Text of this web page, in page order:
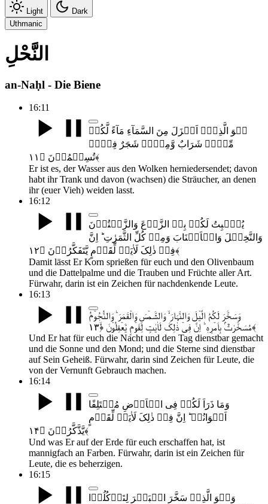
Light
Dark
Uthmanic
النَّحْلِ
an-Naḥl - Die Biene
16:11
ہُوَ الَّذِیۡۤ اَنۡزَلَ مِنَ السَّمَآءِ مَآءً لَّکُمۡ
مِّنۡہُ شَرَابٌ وَّمِنۡہُ شَجَرٌ فِیۡہِ
تُسِیۡمُوۡنَ ﴿۱۱﴾
Er ist es, der Wasser aus den Wolken herniedersendet; davon
habt ihr Trank und davon (wachsen) die Sträucher, an denen
ihr (euer Vieh) weiden lasst.
16:12
یُنۡۢبِتُ لَکُمۡ بِہِ الزَّرۡعَ وَالزَّیۡتُوۡنَ
وَالنَّخِیۡلَ وَالۡاَعۡنَابَ وَمِنۡ کُلِّ الثَّمَرٰتِ ؕ اِنَّ
فِیۡ ذٰلِکَ لَاٰیَۃً لِّقَوۡمٍ یَّتَفَکَّرُوۡنَ ﴿۱۲﴾
Damit lässt Er Korn sprießen für euch und den Olivenbaum
und die Dattelpalme und die Trauben und Früchte aller Art.
Fürwahr, darin ist ein Zeichen für nachdenkende Leute.
16:13
وَسَخَّرَ لَکُمُ الَّیۡلَ وَالنَّہَارَ ۙ وَالشَّمۡسَ وَالۡقَمَرَ ؕ وَالنُّجُوۡمُ
مُسَخَّرٰتٌۢ بِاَمۡرِہٖ ؕ اِنَّ فِیۡ ذٰلِکَ لَاٰیٰتٍ لِّقَوۡمٍ یَّعۡقِلُوۡنَ ﴿ۙ۱۳﴾
Und Er hat für euch die Nacht und den Tag dienstbar gemacht
und die Sonne und den Mond; und die Sterne sind dienstbar
auf Sein Geheiß. Fürwahr, darin sind Zeichen für Leute, die
von der Vernunft Gebrauch machen.
16:14
وَمَا ذَرَاَ لَکُمۡ فِی الۡاَرۡضِ مُخۡتَلِفًا
اَلۡوَانُہٗ ؕ اِنَّ فِیۡ ذٰلِکَ لَاٰیَۃً لِّقَوۡمٍ
یَّذَّکَّرُوۡنَ ﴿۱۴﴾
Und was Er auf der Erde für euch erschaffen hat, ist
mannigfach an Farben. Fürwahr, darin ist ein Zeichen für
Leute, die es beherzigen.
16:15
وَہُوَ الَّذِیۡ سَخَّرَ الۡبَحۡرَ لِتَاۡکُلُوۡا